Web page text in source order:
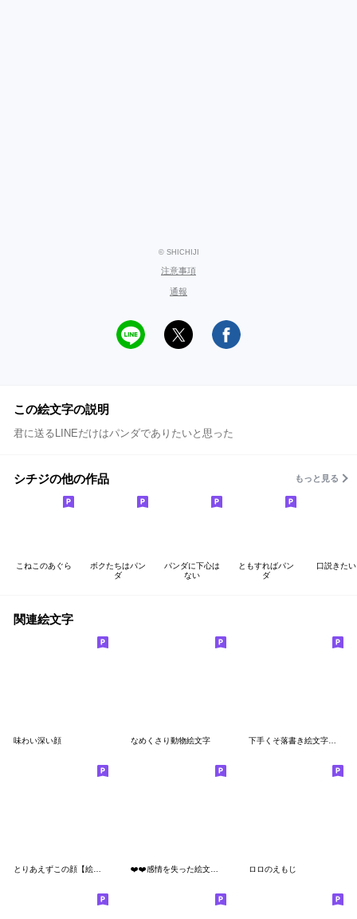
© SHICHIJI
注意事項
通報
この絵文字の説明
君に送るLINEだけはパンダでありたいと思った
シチジの他の作品 もっと見る
こねこのあぐら
ボクたちはパン
ダ
パンダに下心は
ない
ともすればパン
ダ
口説きた
関連絵文字
味わい深い顔 なめくさり動物絵文字 下手くそ落書き絵文字もじ
とりあえずこの顔【絵文字】 ❤️❤️感情を失った絵文字❤️❤️ ロロのえもじ